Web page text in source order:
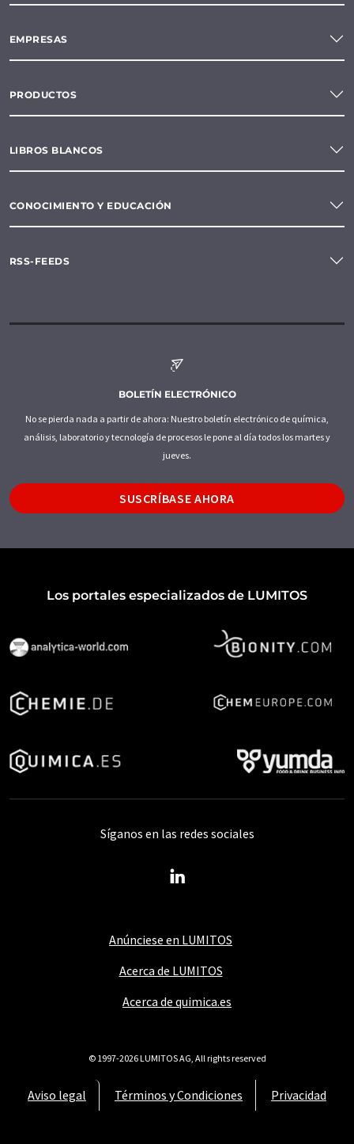
EMPRESAS
PRODUCTOS
LIBROS BLANCOS
CONOCIMIENTO Y EDUCACIÓN
RSS-FEEDS
BOLETÍN ELECTRÓNICO
No se pierda nada a partir de ahora: Nuestro boletín electrónico de química,
análisis, laboratorio y tecnología de procesos le pone al día todos los martes y
jueves.
SUSCRÍBASE AHORA
Los portales especializados de LUMITOS
Anúnciese en LUMITOS
Acerca de LUMITOS
Acerca de quimica.es
Aviso legal Términos y Condiciones Privacidad
Síganos en las redes sociales
© 1997-2026 LUMITOS AG, All rights reserved